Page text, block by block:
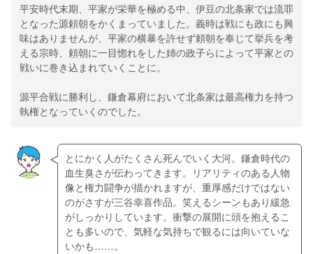
平安時代末期、平家が栄華を極める中、伊豆の北条家では流罪
となった源頼朝をかくまっていました。義時は戦にも政にも興
味はありませんが、平家の横暴を許せず頼朝を奉じて挙兵を考
える宗時、頼朝に一目惚れをした姉の政子らによって平家との
戦いに巻き込まれていくことに。
源平合戦に勝利し、鎌倉幕府において北条家は最高権力を持つ
執権となっていくのでした。
とにかく人がたくさん死んでいく大河。鎌倉時代の
血生臭さが伝わってきます。リアリティのある人物
像と権力闘争が描かれますが、重厚感だけではない
のがさすが三谷幸喜作品。笑えるシーンもあり緩急
がしっかりしています。衝撃の展開に頭を抱えるこ
とも多いので、気軽な気持ちで観るには向いていな
いかも……。